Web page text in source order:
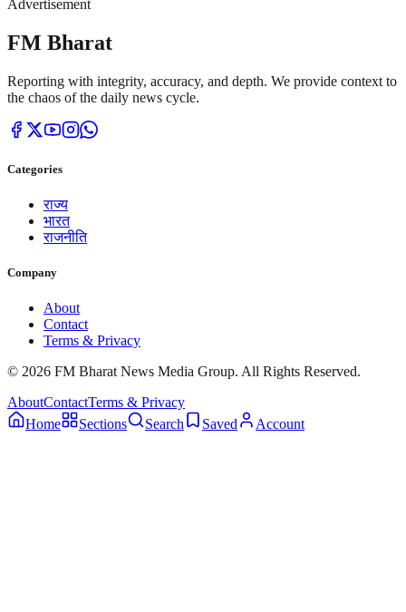
Advertisement
FM Bharat
Reporting with integrity, accuracy, and depth. We provide context to
the chaos of the daily news cycle.
Categories
राज्य
भारत
राजनीति
Company
About
Contact
Terms & Privacy
© 2026 FM Bharat News Media Group. All Rights Reserved.
AboutContactTerms & Privacy
Home
Sections Search Saved Account